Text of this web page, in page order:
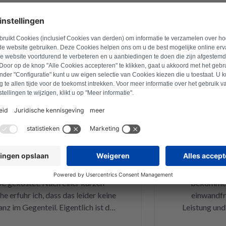
klanten
21 april 2026
Bart -B
super schnell! Sehr
Mieletrockner hat mitten
Geist aufgegeben. Hat vor 4
Nach einer kurzen
ich, dass das leider keine
im Gegenteil. Eigentlich ist das
Ganz am
Dienstag
Samstag
bekommen
Leistung und